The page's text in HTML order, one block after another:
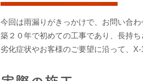
今回は雨漏りがきっかけで、お問い合わ
築２０年で初めての工事であり、長持ち
劣化症状やお客様のご要望に沿って、